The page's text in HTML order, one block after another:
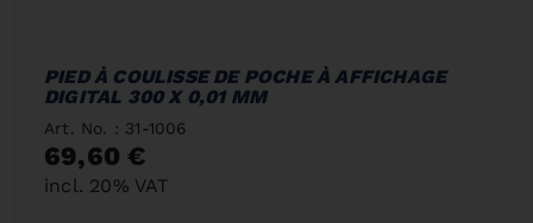
PIED À COULISSE DE POCHE À AFFICHAGE
DIGITAL 300 X 0,01 MM
Art. No. : 31-1006
69,60 €
incl. 20% VAT